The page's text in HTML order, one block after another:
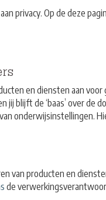
privacy. Op de deze
en diensten aan
jij blijft de ‘baas’ over de
onderwijsinstellingen.
van producten en
de